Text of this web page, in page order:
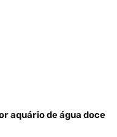
aquário de água doce